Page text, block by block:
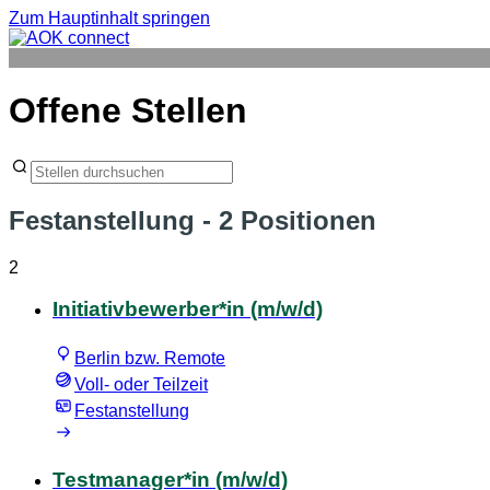
Zum Hauptinhalt springen
Offene Stellen
Festanstellung - 2 Positionen
2
Initiativbewerber*in (m/w/d)
Berlin bzw. Remote
Voll- oder Teilzeit
Festanstellung
Testmanager*in (m/w/d)